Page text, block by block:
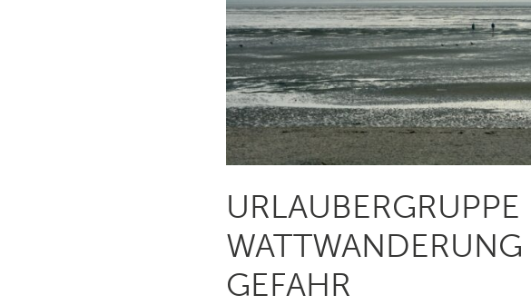
URLAUBERGRUPPE
GEFAHR